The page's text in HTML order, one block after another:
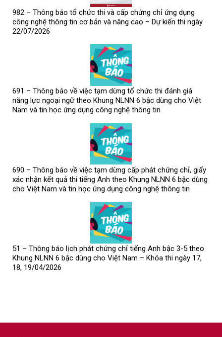
982 – Thông báo tổ chức thi và cấp chứng chỉ ứng dụng
công nghệ thông tin cơ bản và nâng cao – Dự kiến thi ngày
22/07/2026
691 – Thông báo về việc tạm dừng tổ chức thi đánh giá
năng lực ngoại ngữ theo Khung NLNN 6 bậc dùng cho Việt
Nam và tin học ứng dụng công nghệ thông tin
690 – Thông báo về việc tạm dừng cấp phát chứng chỉ, giấy
xác nhận kết quả thi tiếng Anh theo Khung NLNN 6 bậc dùng
cho Việt Nam và tin học ứng dụng công nghệ thông tin
51 – Thông báo lịch phát chứng chỉ tiếng Anh bậc 3-5 theo
Khung NLNN 6 bậc dùng cho Việt Nam – Khóa thi ngày 17,
18, 19/04/2026